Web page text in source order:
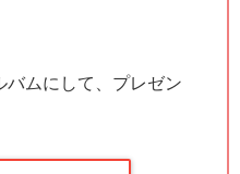
バムにして、プレゼン